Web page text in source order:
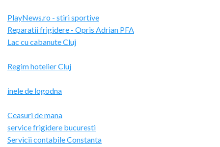
PlayNews.ro - stiri sportive
Reparatii frigidere - Opris Adrian PFA
Lac cu cabanute Cluj
Regim hotelier Cluj
inele de logodna
Ceasuri de mana
service frigidere bucuresti
Servicii contabile Constanta